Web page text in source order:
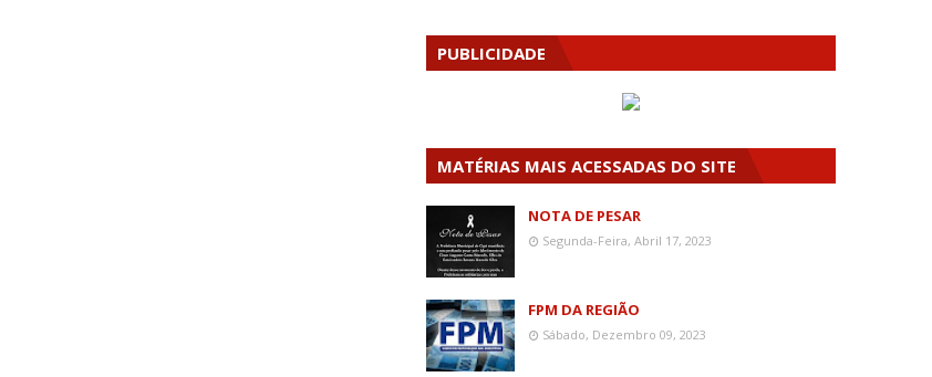
PUBLICIDADE
MATÉRIAS MAIS ACESSADAS DO SITE
NOTA DE PESAR
Segunda-Feira, Abril 17, 2023
FPM DA REGIÃO
Sábado, Dezembro 09, 2023